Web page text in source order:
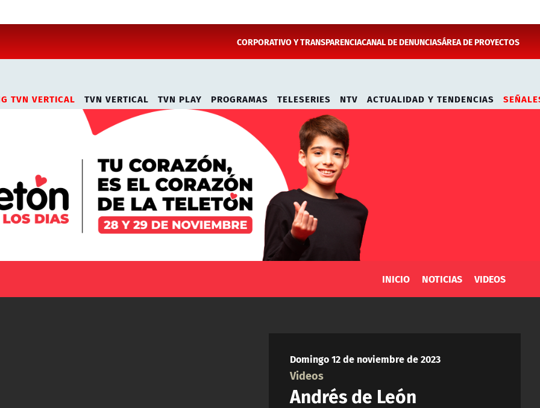
CORPORATIVO Y TRANSPARENCIACANAL DE DENUNCIASÁREA DE PROYECTOS
TVN VERTICAL TVN VERTICAL TVN PLAY PROGRAMAS TELESERIES NTV ACTUALIDAD Y TENDENCIAS
INICIO NOTICIAS VIDEOS
Domingo 12 de noviembre de 2023
Videos
Andrés de León